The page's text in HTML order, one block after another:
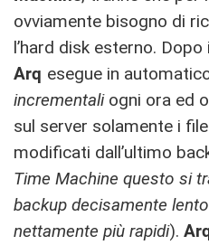
ovviamente bisogno di
l’hard disk esterno.
Arq esegue in
incrementaliogni ora ed
sul server solamente i
modificati dall’ultimo
Time Machine questo si
backup decisamente
nettamente più rapidi).